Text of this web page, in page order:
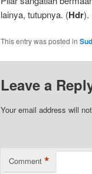
lainya, tutupnya. (Hdr).
This entry was posted in
Leave a
Your email address will
Comment *